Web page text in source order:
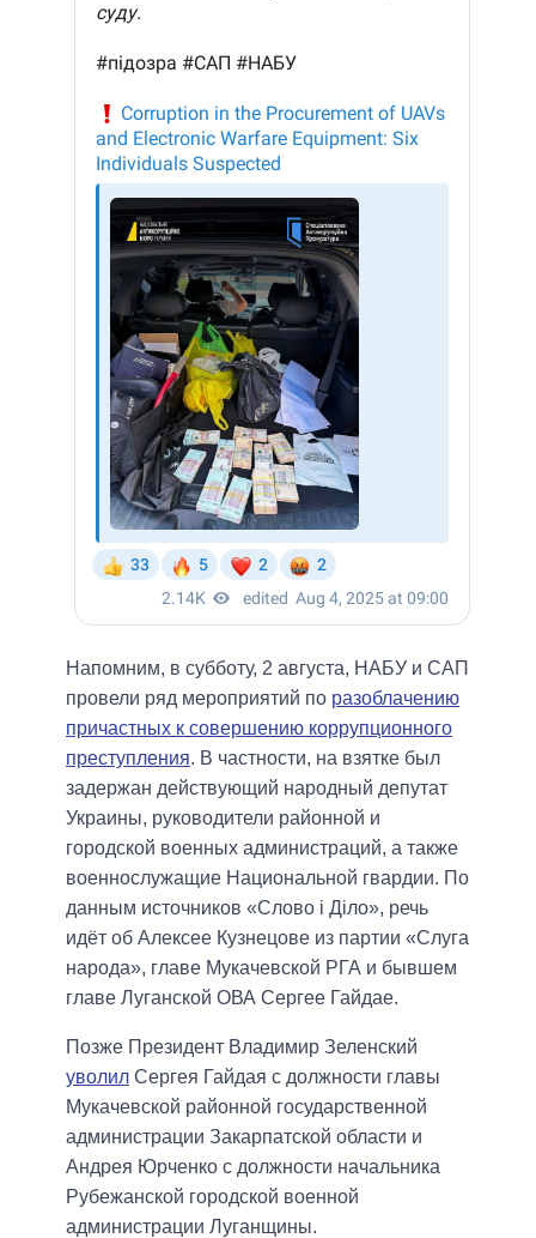
Напомним, в субботу, 2 августа, НАБУ и САП
провели ряд мероприятий по разоблачению
причастных к совершению коррупционного
преступления. В частности, на взятке был
задержан действующий народный депутат
Украины, руководители районной и
городской военных администраций, а также
военнослужащие Национальной гвардии. По
данным источников «Слово і Діло», речь
идёт об Алексее Кузнецове из партии «Слуга
народа», главе Мукачевской РГА и бывшем
главе Луганской ОВА Сергее Гайдае.
Позже Президент Владимир Зеленский
уволил Сергея Гайдая с должности главы
Мукачевской районной государственной
администрации Закарпатской области и
Андрея Юрченко с должности начальника
Рубежанской городской военной
администрации Луганщины.